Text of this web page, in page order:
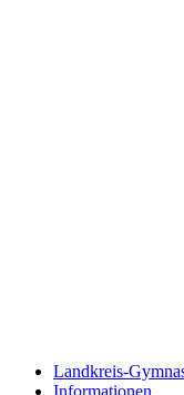
Landkreis-
Informationen